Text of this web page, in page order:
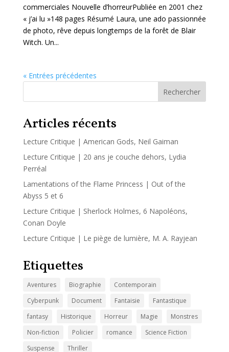
commerciales Nouvelle d’horreurPubliée en 2001 chez
« j’ai lu »148 pages Résumé Laura, une ado passionnée
de photo, rêve depuis longtemps de la forêt de Blair
Witch. Un...
« Entrées précédentes
Rechercher
Articles récents
Lecture Critique | American Gods, Neil Gaiman
Lecture Critique | 20 ans je couche dehors, Lydia
Perréal
Lamentations of the Flame Princess | Out of the
Abyss 5 et 6
Lecture Critique | Sherlock Holmes, 6 Napoléons,
Conan Doyle
Lecture Critique | Le piège de lumière, M. A. Rayjean
Etiquettes
Aventures Biographie
Contemporain
Cyberpunk
Document Fantaisie
Fantastique
fantasy
Historique Horreur Magie
Monstres
Non-fiction
Policier romance
Science Fiction
Suspense
Thriller